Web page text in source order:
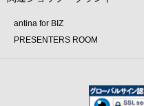
antina for BIZ
PRESENTERS ROOM